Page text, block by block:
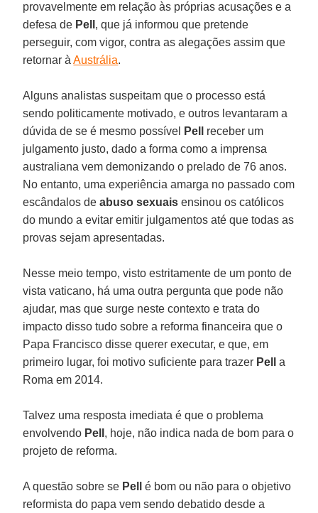
provavelmente em relação às próprias acusações e a
defesa de Pell , que já informou que pretende
perseguir, com vigor, contra as alegações assim que
retornar àAustrália.
Alguns analistas suspeitam que o processo está
sendo politicamente motivado, e outros levantaram a
dúvida de se é mesmo possível
Pell
receber um
julgamento justo, dado a forma como a imprensa
australiana vem demonizando o prelado de 76 anos.
No entanto, uma experiência amarga no passado com
escândalos deabuso sexuais ensinou os católicos
do mundo a evitar emitir julgamentos até que todas as
provas sejam apresentadas.
Nesse meio tempo, visto estritamente de um ponto de
vista vaticano, há uma outra pergunta que pode não
ajudar, mas que surge neste contexto e trata do
impacto disso tudo sobre a reforma financeira que o
Papa Francisco disse querer executar, e que, em
primeiro lugar, foi motivo suficiente para trazer Pell
a
Roma em 2014.
Talvez uma resposta imediata é que o problema
envolvendo Pell , hoje, não indica nada de bom para o
projeto de reforma.
A questão sobre se Pell
é bom ou não para o objetivo
reformista do papa vem sendo debatido desde a